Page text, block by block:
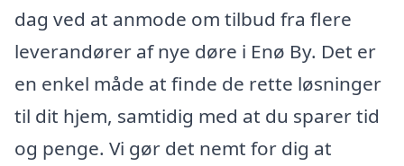
dag ved at anmode om tilbud fra flere
leverandører af nye døre i Enø By. Det er
en enkel måde at finde de rette løsninger
til dit hjem, samtidig med at du sparer tid
og penge. Vi gør det nemt for dig at